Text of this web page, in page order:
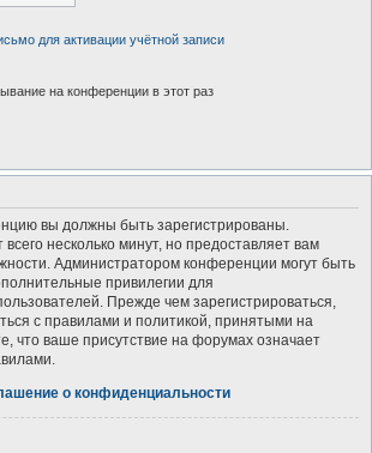
для активации учётной записи
на конференции в этот раз
вы должны быть зарегистрированы.
несколько минут, но предоставляет вам
Администратором конференции могут быть
привилегии для
Прежде чем зарегистрироваться,
с правилами и политикой, принятыми на
что ваше присутствие на форумах означает
о конфиденциальности